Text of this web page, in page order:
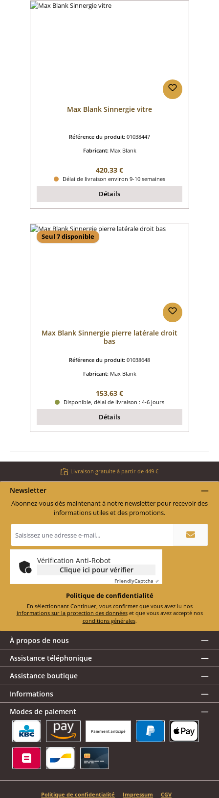
Max Blank Sinnergie vitre
Référence du produit: 01038447
Fabricant: Max Blank
Prix régulier :
420,33 €
Délai de livraison environ 9-10 semaines
Détails
Seul 7 disponible
Max Blank Sinnergie pierre latérale droit
bas
Référence du produit: 01038648
Fabricant: Max Blank
Prix régulier :
153,63 €
Disponible, délai de livraison : 4-6 jours
Détails
Livraison gratuite à partir de 449 €
Newsletter
Abonnez-vous dès maintenant à notre newsletter pour recevoir des
informations utiles et des promotions.
e-
mail
*
Vérification Anti-Robot
Clique ici pour vérifier
FriendlyCaptcha ⇗
Politique de confidentialité
En sélectionnant Continuer, vous confirmez que vous avez lu nos
informations sur la protection des données
et que vous avez accepté nos
conditions générales.
À propos de nous
Assistance téléphonique
Assistance boutique
Informations
Modes de paiement
Paiement anticipé
KBC/CBC Payment Button
Amazon Pay
Politique de confidentialité Impressum CGV